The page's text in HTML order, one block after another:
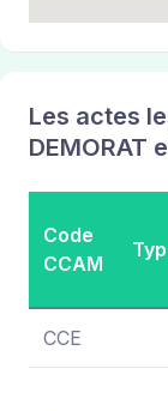
Les actes
DEMORAT
Code
CCAM
CCE